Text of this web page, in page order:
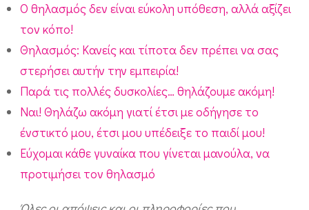
Ο θηλασμός δεν είναι εύκολη υπόθεση, αλλά αξίζει
τον κόπο!
Θηλασμός: Κανείς και τίποτα δεν πρέπει να σας
στερήσει αυτήν την εμπειρία!
Παρά τις πολλές δυσκολίες… θηλάζουμε ακόμη!
Ναι! Θηλάζω ακόμη γιατί έτσι με οδήγησε το
ένστικτό μου, έτσι μου υπέδειξε το παιδί μου!
Εύχομαι κάθε γυναίκα που γίνεται μανούλα, να
προτιμήσει τον θηλασμό